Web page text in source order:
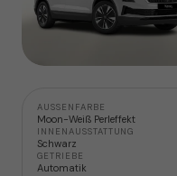
AUSSENFARBE
Moon-Weiß Perleffekt
INNENAUSSTATTUNG
Schwarz
GETRIEBE
Automatik